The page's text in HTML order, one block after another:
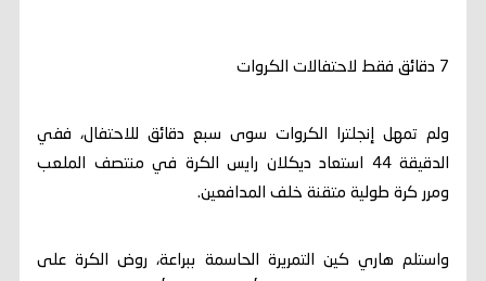
7 دقائق فقط لاحتفالات الكروات
ولم تمهل إنجلترا الكروات سوى سبع دقائق للاحتفال، ففي
الدقيقة 44 استعاد ديكلان رايس الكرة في منتصف الملعب
ومرر كرة طولية متقنة خلف المدافعين.
واستلم هاري كين التمريرة الحاسمة ببراعة، روض الكرة على